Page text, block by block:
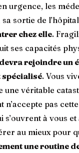
urgence, les
sortie de
chez elle.
ses capacités
devra rejoindre un
spécialisé. Vous
une véritable
n’accepte pas
s’ouvrent à vous
au mieux pour
une routine